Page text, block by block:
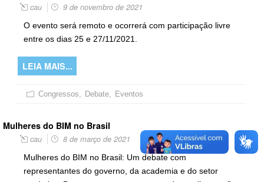
cau 9 de novembro de 2021
O evento será remoto e ocorrerá com participação livre
entre os dias 25 e 27/11/2021.
LEIA MAIS...
Congressos, Debate, Eventos
Mulheres do BIM no Brasil
cau 8 de março de 2021
Mulheres do BIM no Brasil: Um debate com
representantes do governo, da academia e do setor